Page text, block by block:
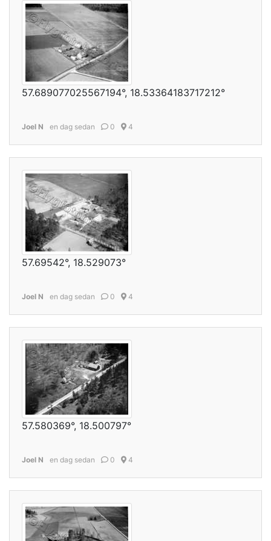
57.689077025567194°, 18.53364183717212°
Joel N en dag sedan 0 4
57.69542°, 18.529073°
Joel N en dag sedan 0 4
57.580369°, 18.500797°
Joel N en dag sedan 0 4